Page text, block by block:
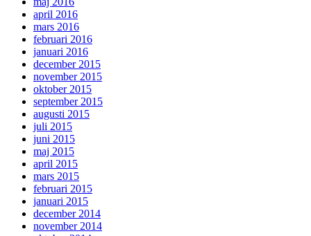
april 2016
mars 2016
februari 2016
januari 2016
december 2015
november 2015
oktober 2015
september 2015
augusti 2015
juli 2015
juni 2015
maj 2015
april 2015
mars 2015
februari 2015
januari 2015
december 2014
november 2014